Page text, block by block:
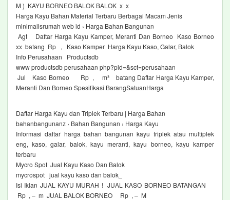
M ) KAYU BORNEO BALOK BALOK x x
Harga Kayu Bahan Material Terbaru Berbagai Macam Jenis
minimalisrumah web id › Harga Bahan Bangunan
Agt Daftar Harga Kayu Kamper, Meranti Dan Borneo Kaso Borneo
xx batang Rp , Kaso Kamper Harga Kayu Kaso, Galar, Balok
Info Perusahaan Productsdb
www productsdb perusahaan php?pid=&sct=perusahaan
Jul Kaso Borneo Rp , m³ batang Daftar Harga Kayu Kamper,
Meranti Dan Borneo Spesifikasi BarangSatuanHarga
Daftar Harga Kayu dan Triplek Terbaru | Harga Bahan
bahanbangunanz › Bahan Bangunan › Harga Kayu
Informasi daftar harga bahan bangunan kayu triplek atau multiplek
eng, kaso, galar, balok, kayu meranti, kayu borneo, kayu kamper
terbaru
Mycro Spot Jual Kayu Kaso Dan Balok
mycrospot jual kayu kaso dan balok_
Isi Iklan JUAL KAYU MURAH ! JUAL KASO BORNEO BATANGAN
Rp , – m JUAL BALOK BORNEO Rp , – M